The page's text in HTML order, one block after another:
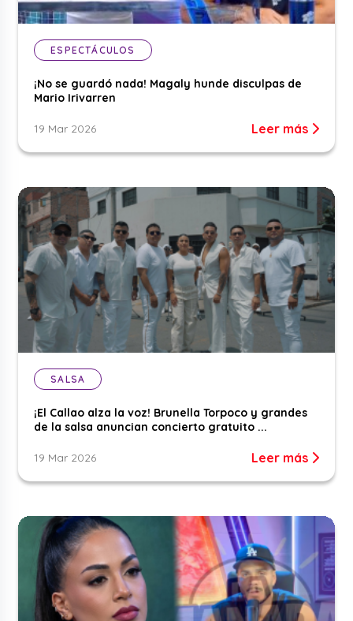
ESPECTÁCULOS
¡No se guardó nada! Magaly hunde disculpas de
Mario Irivarren
19 Mar 2026 Leer más
SALSA
¡El Callao alza la voz! Brunella Torpoco y grandes
de la salsa anuncian concierto gratuito ...
19 Mar 2026 Leer más